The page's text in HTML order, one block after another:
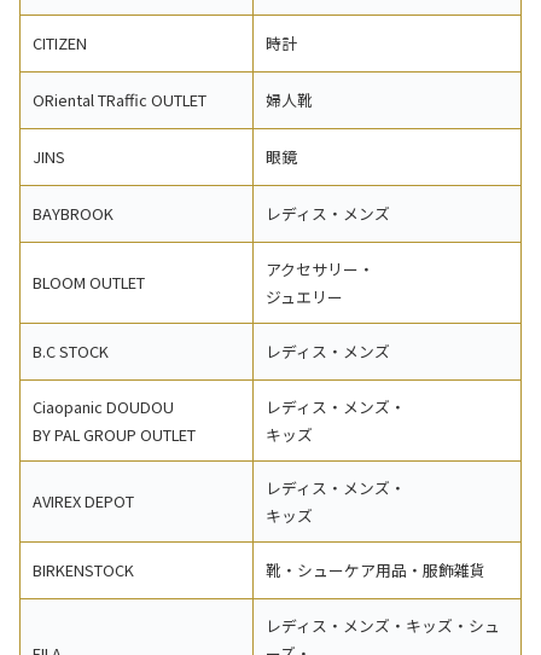
CITIZEN 時計
ORiental TRaffic OUTLET 婦人靴
JINS 眼鏡
BAYBROOK レディス・メンズ
BLOOM OUTLET
アクセサリー・
ジュエリー
B.C STOCK レディス・メンズ
Ciaopanic DOUDOU
BY PAL GROUP OUTLET
レディス・メンズ・
キッズ
AVIREX DEPOT
レディス・メンズ・
キッズ
BIRKENSTOCK 靴・シューケア用品・服飾雑貨
レディス・メンズ・キッズ・シュ